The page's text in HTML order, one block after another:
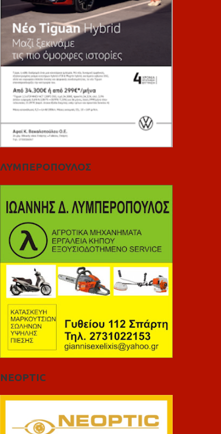
ΛΥΜΠΕΡΟΠΟΥΛΟΣ
NEOPTIC